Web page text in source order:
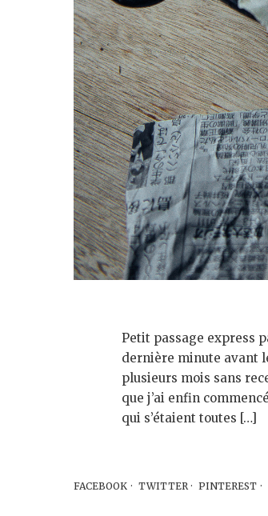
Petit passage express
dernière minute avant
plusieurs mois sans
que j’ai enfin
qui s’étaient toutes […]
FACEBOOK TWITTER PINTEREST